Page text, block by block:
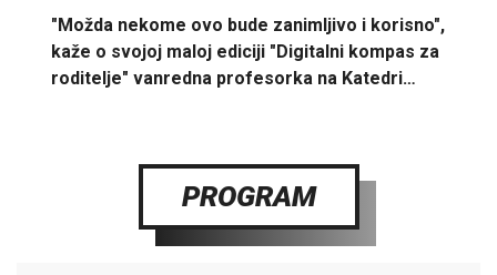
"Možda nekome ovo bude zanimljivo i korisno",
kaže o svojoj maloj ediciji "Digitalni kompas za
roditelje" vanredna profesorka na Katedri…
PROGRAM